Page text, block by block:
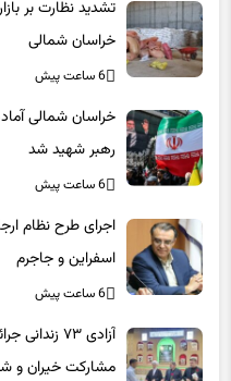
خراسان شمالی
6 ساعت پیش
رهبر شهید شد
6 ساعت پیش
اسفراین و جاجرم
6 ساعت پیش
آزادی ۷۳